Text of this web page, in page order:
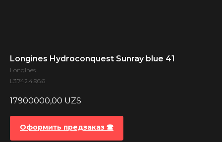
Longines Hydroconquest Sunray blue 41
Longines
L3.742.4.96.6
17900000,00 UZS
Оформить предзаказ 🕿